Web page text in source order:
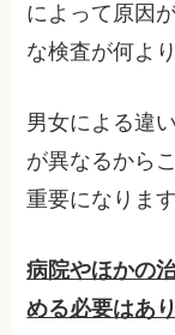
によって原因
な検査が何よ
男女による違
が異なるから
重要になります
病院やほかの
める必要はあ